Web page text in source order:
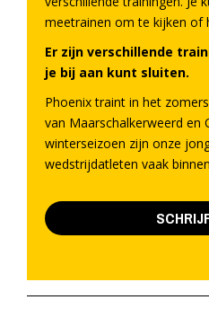
meetrainen om te kijken of
Er zijn verschillende
je bij aan kunt sluiten.
Phoenix traint in het
van Maarschalkerweerd en
winterseizoen zijn onze
wedstrijdatleten vaak